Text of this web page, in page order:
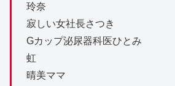
玲奈
寂しい女社長さつき
Gカップ泌尿器科医ひとみ
虹
晴美ママ